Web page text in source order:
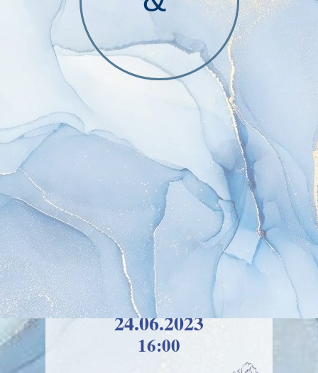
24.06.2023
Урана и Бадый!
Приглашаем Вас на
торжество, посвященное нашей свадьбе!
Мы будем рады, если вы проведете
этот счастливый день с нами.
16:00
Дорогие